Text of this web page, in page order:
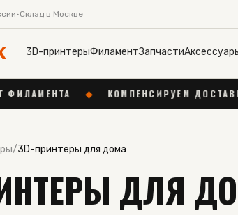
·Склад в Москве
3D-принтерыФиламентЗапчасти
ДОСТАВКУ ДО 1 000 ₽ ОТ 55
/3D-принтеры для дома
ДЛЯ